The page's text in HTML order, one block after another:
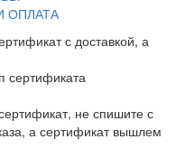
ОПЛАТА
с доставкой, а
сертификата
не спишите с
а сертификат вышлем